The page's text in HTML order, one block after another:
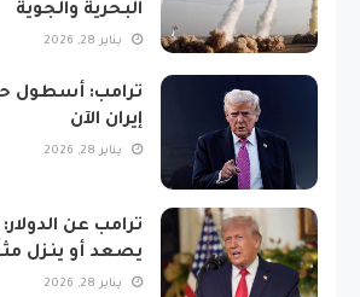
البحرية والجوية
يناير 28, 2026
ترامب: أسطول
إيران الآن
يناير 28, 2026
ترامب عن
يصعد أو ينزل
يناير 28, 2026